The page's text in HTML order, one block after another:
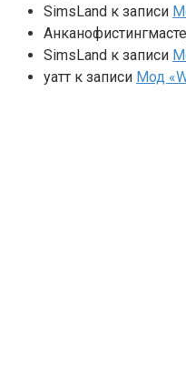
SimsLand к записи
SimsLand к записи
yaтт к записи Мод